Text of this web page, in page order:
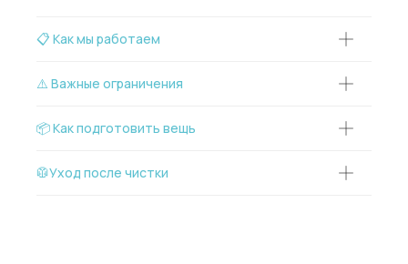
📋 Как мы работаем
⚠️ Важные ограничения
📦 Как подготовить вещь
🥼Уход после чистки